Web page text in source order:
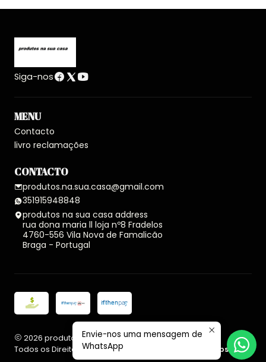
Siga-nos
MENU
Contacto
livro reclamações
CONTACTO
produtos.na.sua.casa@gmail.com
351915948848
produtos na sua casa address
rua dona maria ll loja nº8 Fradelos
4760-556 Vila Nova de Famalicão
Braga - Portugal
2026 produtos na sua casa.
Todos os Direitos Reservados.
Com tecnologia Jumpseller.
Envie-nos uma mensagem de
WhatsApp